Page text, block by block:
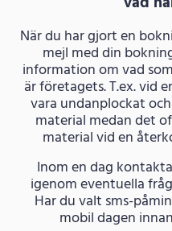
När du har gjort en
mejl med din
information om vad
är företagets. T.ex. vid
vara undanplockat
material medan det
material vid en
Inom en dag
igenom eventuella
Har du valt sms-
mobil dagen